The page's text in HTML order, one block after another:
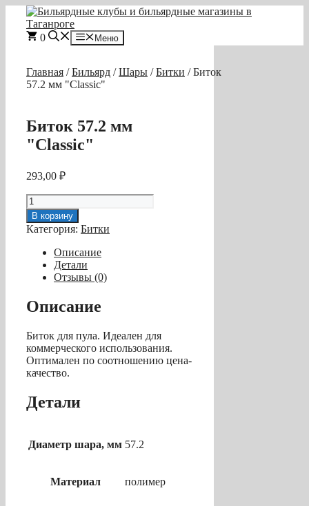
Перейти
содержимому
0 Меню
Главная /Бильярд /Шары /Битки / Биток
57.2 мм "Classic"
Биток 57.2 мм
"Classic"
293,00 ₽
Количество
товара
Биток
57.2
"Classic"
В корзину
Категория: Битки
Описание
Детали
Отзывы (0)
Описание
Биток для пула. Идеален для
коммерческого использования.
Оптимален по соотношению цена-
качество.
Детали
Диаметр шара, мм 57.2
Материал полимер